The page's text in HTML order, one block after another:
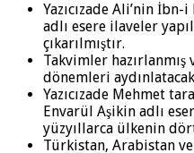
Yazıcızade Ali’nin
adlı esere ilaveler
çıkarılmıştır.
Takvimler
dönemleri
Yazıcızade Mehmet
Envarül Aşikin adlı
yüzyıllarca ülkenin
Türkistan, Arabistan